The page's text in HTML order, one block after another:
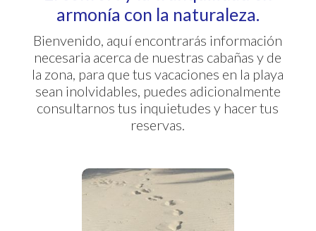
armonía con la naturaleza.
Bienvenido, aquí encontrarás información
necesaria acerca de nuestras cabañas y de
la zona, para que tus vacaciones en la playa
sean inolvidables, puedes adicionalmente
consultarnos tus inquietudes y hacer tus
reservas.